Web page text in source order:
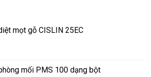
mọt gỗ CISLIN 25EC
mối PMS 100 dạng bột